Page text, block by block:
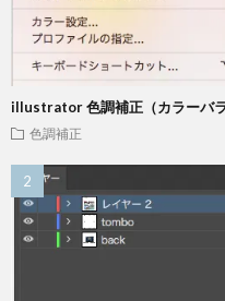
illustrator 色調補正（カラーバ
色調補正